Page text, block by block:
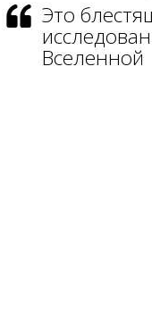
Это
Вселенной